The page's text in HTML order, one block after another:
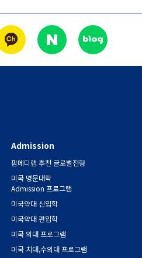
Admission
팜메디랩 추천 글로벌전형
미국 명문대학
Admission 프로그램
미국약대 신입학
미국약대 편입학
미국 의대 프로그램
미국 치대,수의대 프로그램